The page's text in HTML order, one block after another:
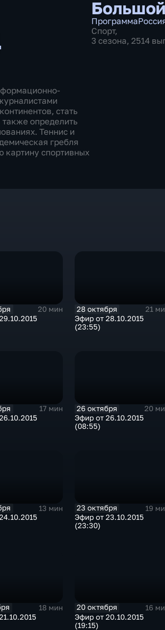
стать
определить
Теннис и
гребля
картину спортивных
Программа
Спорт,
3 сезона, 2514
20 мин
28 октября
21
Эфир от 28.10.2015
(23:55)
17 мин
26 октября
20
Эфир от 26.10.2015
(08:55)
13 мин
23 октября
19
Эфир от 23.10.2015
(23:30)
18 мин
20 октября
16
Эфир от 20.10.2015
(19:15)